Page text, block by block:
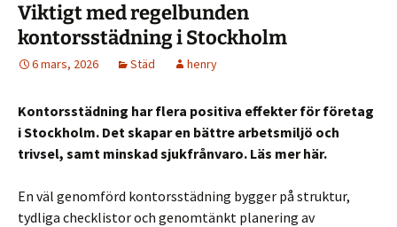
Viktigt med regelbunden
kontorsstädning i Stockholm
6 mars, 2026 Städ henry
Kontorsstädning har flera positiva effekter för företag
i Stockholm. Det skapar en bättre arbetsmiljö och
trivsel, samt minskad sjukfrånvaro. Läs mer här.
En väl genomförd kontorsstädning bygger på struktur,
tydliga checklistor och genomtänkt planering av